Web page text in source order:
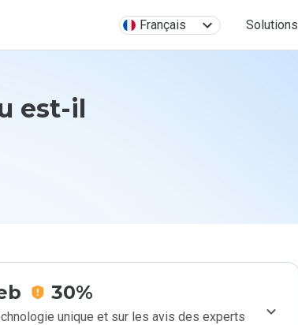
Français Solutions
est-il
30%
unique et sur les avis des experts